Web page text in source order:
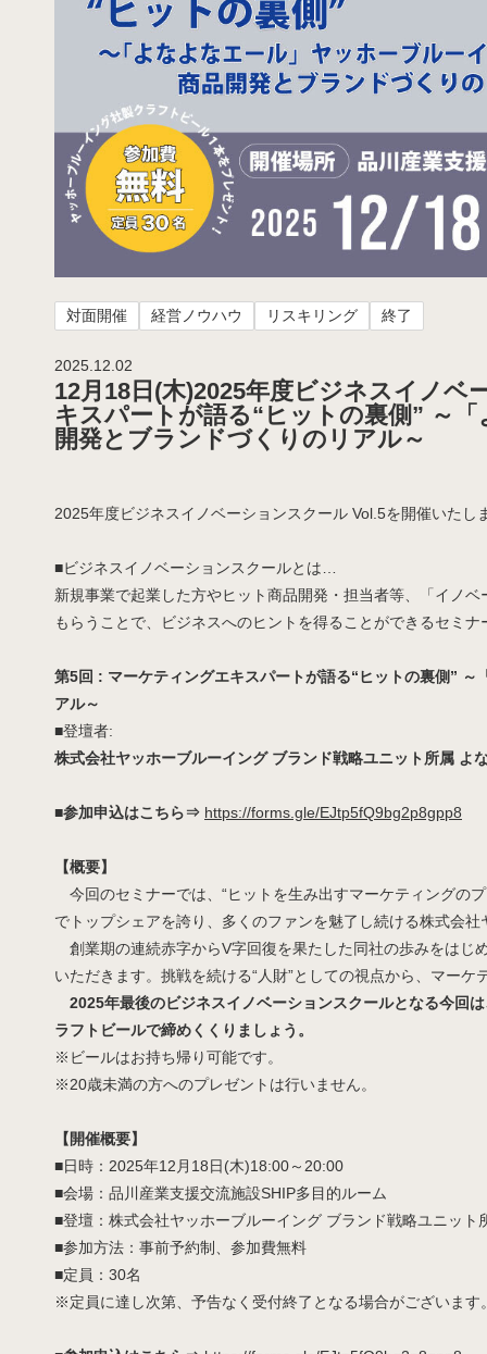
対面開催 経営ノウハウ リスキリング 終了
2025.12.02
12月18日(木)2025年度ビジネスイノ
キスパートが語る“ヒットの裏側” ～
開発とブランドづくりのリアル～
2025年度ビジネスイノベーションスクール Vol.5を開催いたし
■ビジネスイノベーションスクールとは…
新規事業で起業した方やヒット商品開発・担当者等、「イノ
もらうことで、ビジネスへのヒントを得ることができるセミナ
第5回 : マーケティングエキスパートが語る“ヒットの裏側”
アル～
■登壇者:
株式会社ヤッホーブルーイング ブランド戦略ユニット所属 よ
■参加申込はこちら⇒ https://forms.gle/EJtp5fQ9bg2p8gpp8
【概要】
今回のセミナーでは、“ヒットを生み出すマーケティングの
でトップシェアを誇り、多くのファンを魅了し続ける株式会
創業期の連続赤字からV字回復を果たした同社の歩みをはじ
いただきます。挑戦を続ける“人財”としての視点から、マーケ
2025年最後のビジネスイノベーションスクールとなる今回
ラフトビールで締めくくりましょう。
※ビールはお持ち帰り可能です。
※20歳未満の方へのプレゼントは行いません。
【開催概要】
■日時：2025年12月18日(木)18:00～20:00
■会場：品川産業支援交流施設SHIP多目的ルーム
■登壇：株式会社ヤッホーブルーイング ブランド戦略ユニッ
■参加方法：事前予約制、参加費無料
■定員：30名
※定員に達し次第、予告なく受付終了となる場合がございます